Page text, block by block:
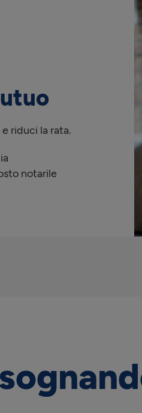
riduci la rata.
notarile